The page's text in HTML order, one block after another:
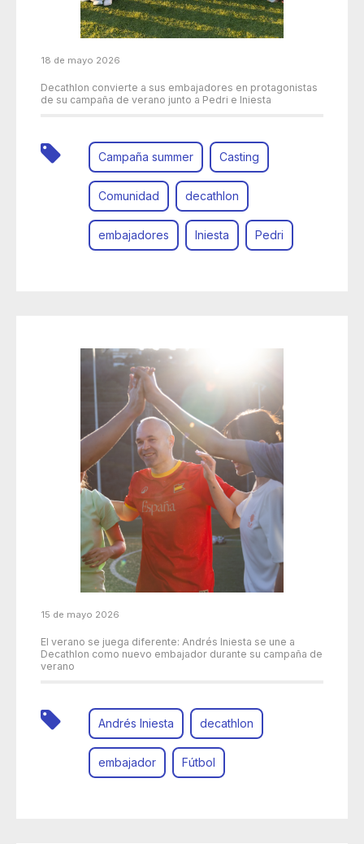
18 de mayo 2026
Decathlon convierte a sus embajadores en protagonistas
de su campaña de verano junto a Pedri e Iniesta
Campaña summer Casting
Comunidad decathlon
embajadores Iniesta Pedri
15 de mayo 2026
El verano se juega diferente: Andrés Iniesta se une a
Decathlon como nuevo embajador durante su campaña de
verano
Andrés Iniesta decathlon
embajador Fútbol